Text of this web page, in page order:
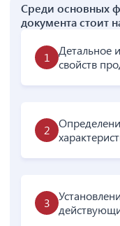
Среди основных
документа стоит
Детальное
свойств